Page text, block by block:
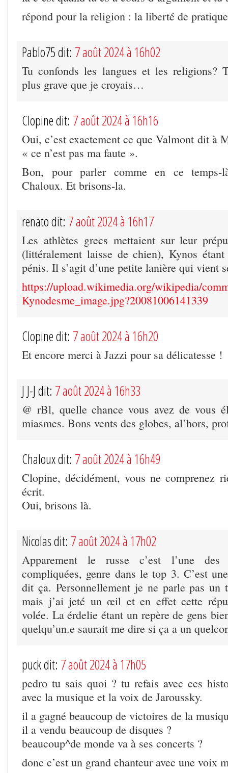
répond pour la religion : la liberté de
Pablo75 dit: 7 août 2024 à 16h02
Tu confonds les langues et les religions?
plus grave que je croyais…
Clopine dit: 7 août 2024 à 16h16
Oui, c’est exactement ce que Valmont dit à
« ce n’est pas ma faute ».
Bon, pour parler comme en ce
Chaloux. Et brisons-la.
renato dit: 7 août 2024 à 16h17
Les athlètes grecs mettaient sur leur
(littéralement laisse de chien), Kynos
pénis. Il s’agit d’une petite lanière qui vient
https://upload.wikimedia.org/wikipedia/
Kynodesme_image.jpg?20081006141339
Clopine dit: 7 août 2024 à 16h20
Et encore merci à Jazzi pour sa délicatesse !
J J-J dit: 7 août 2024 à 16h33
@ rBl, quelle chance vous avez de vous
miasmes. Bons vents des globes, al’hors,
Chaloux dit: 7 août 2024 à 16h49
Clopine, décidément, vous ne comprenez
écrit.
Oui, brisons là.
Nicolas dit: 7 août 2024 à 17h02
Apparement le russe c’est l’une
compliquées, genre dans le top 3. C’est
dit ça. Personnellement je ne parle pas un
mais j’ai jeté un œil et en effet cette
volée. La érdelie étant un repère de gens
quelqu’un.e saurait me dire si ça a un
puck dit: 7 août 2024 à 17h05
pedro tu sais quoi ? tu refais avec ces
avec la musique et la voix de Jaroussky.
il a gagné beaucoup de victoires de la
il a vendu beaucoup de disques ?
beaucoup^de monde va à ses concerts ?
donc c’est un grand chanteur avec une voix